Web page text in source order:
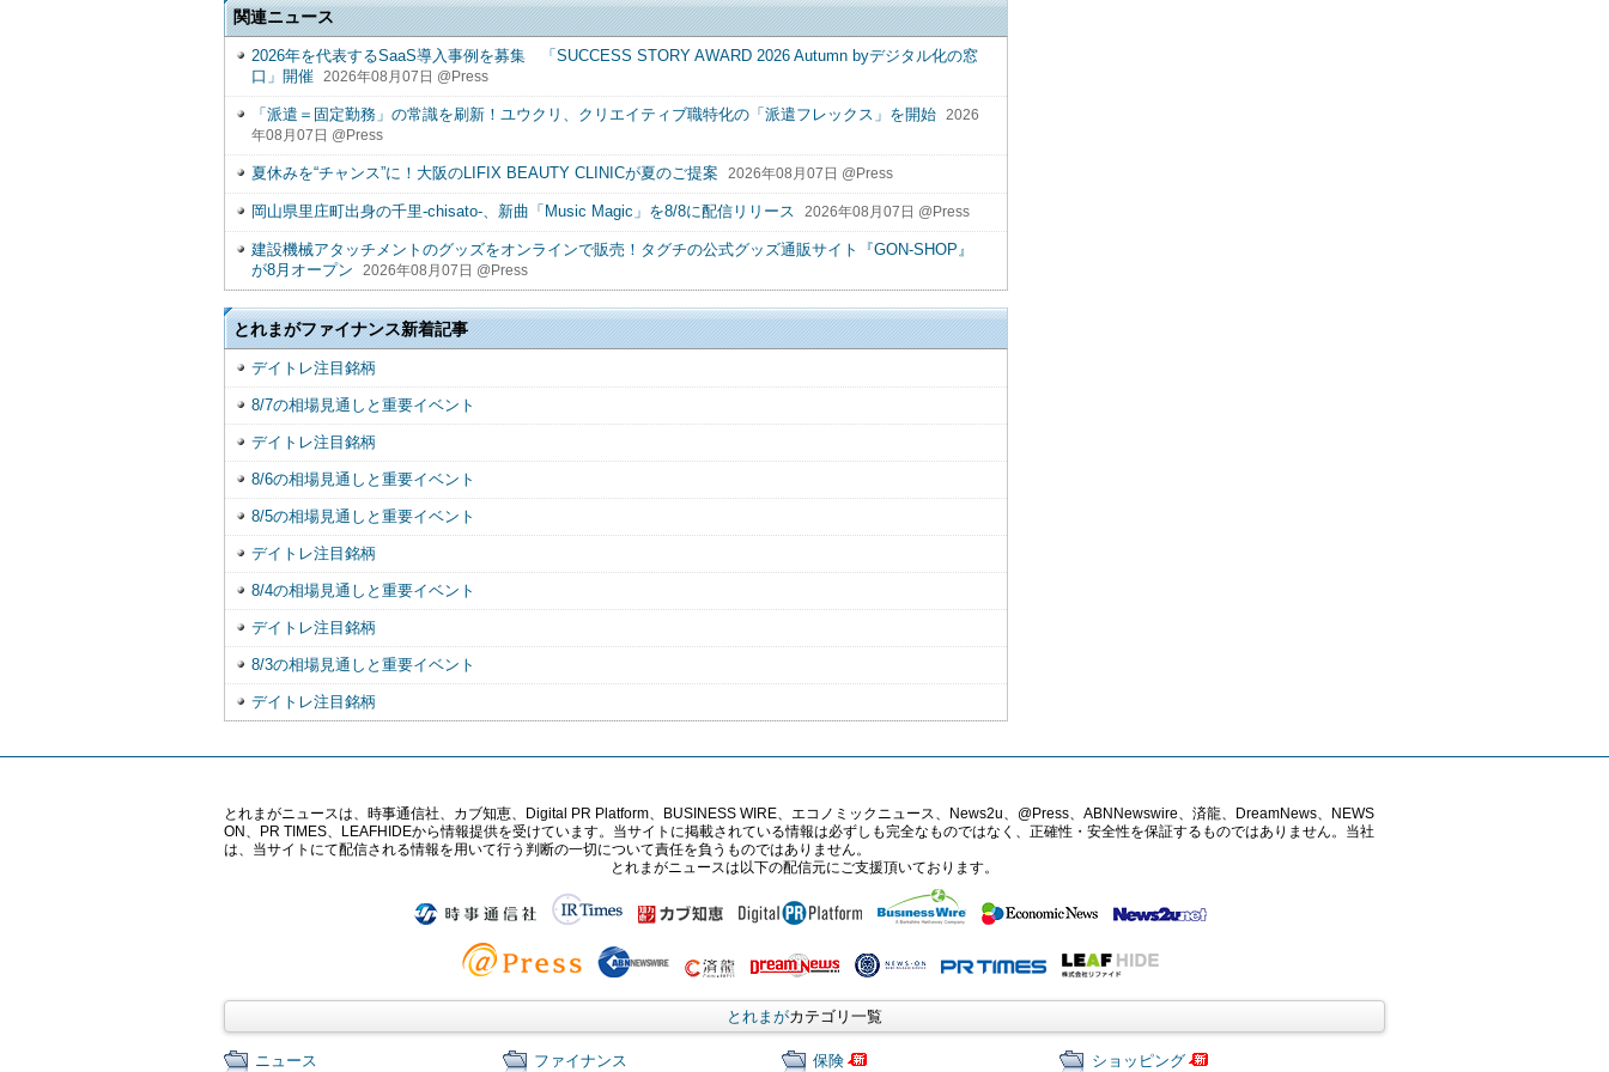
関連ニュース
2026年を代表するSaaS導入事例を募集 「SUCCESS STORY AWARD 2026 Autumn byデジタル化の窓
口」開催
2026年08月07日 @Press
「派遣＝固定勤務」の常識を刷新！ユウクリ、クリエイティブ職特化の「派遣フレックス」を開始
2026
年08月07日 @Press
夏休みを“チャンス”に！大阪のLIFIX BEAUTY CLINICが夏のご提案 2026年08月07日 @Press
岡山県里庄町出身の千里-chisato-、新曲「Music Magic」を8/8に配信リリース 2026年08月07日 @Press
建設機械アタッチメントのグッズをオンラインで販売！タグチの公式グッズ通販サイト『GON-SHOP』
が8月オープン
2026年08月07日 @Press
とれまがファイナンス新着記事
デイトレ注目銘柄
8/7の相場見通しと重要イベント
デイトレ注目銘柄
8/6の相場見通しと重要イベント
8/5の相場見通しと重要イベント
デイトレ注目銘柄
8/4の相場見通しと重要イベント
デイトレ注目銘柄
8/3の相場見通しと重要イベント
デイトレ注目銘柄
とれまがニュースは、時事通信社、カブ知恵、Digital PR Platform、BUSINESS WIRE、エコノミックニュース、News2u、@Press、ABNNewswire、済龍、DreamNews、NEWS
ON、PR TIMES、LEAFHIDEから情報提供を受けています。当サイトに掲載されている情報は必ずしも完全なものではなく、正確性・安全性を保証するものではありません。当社
は、当サイトにて配信される情報を用いて行う判断の一切について責任を負うものではありません。
とれまがニュースは以下の配信元にご支援頂いております。
とれまがカテゴリ一覧
ニュース ファイナンス 保険 ショッピング